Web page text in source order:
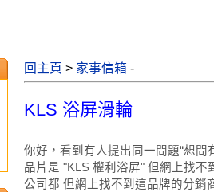
回主頁 > 家事信箱 -
KLS 浴屏滑輪
你好，看到有人提出同一問題“想
品片是 "KLS 權利浴屏" 但網上找
公司都 但網上找不到這品牌的分銷